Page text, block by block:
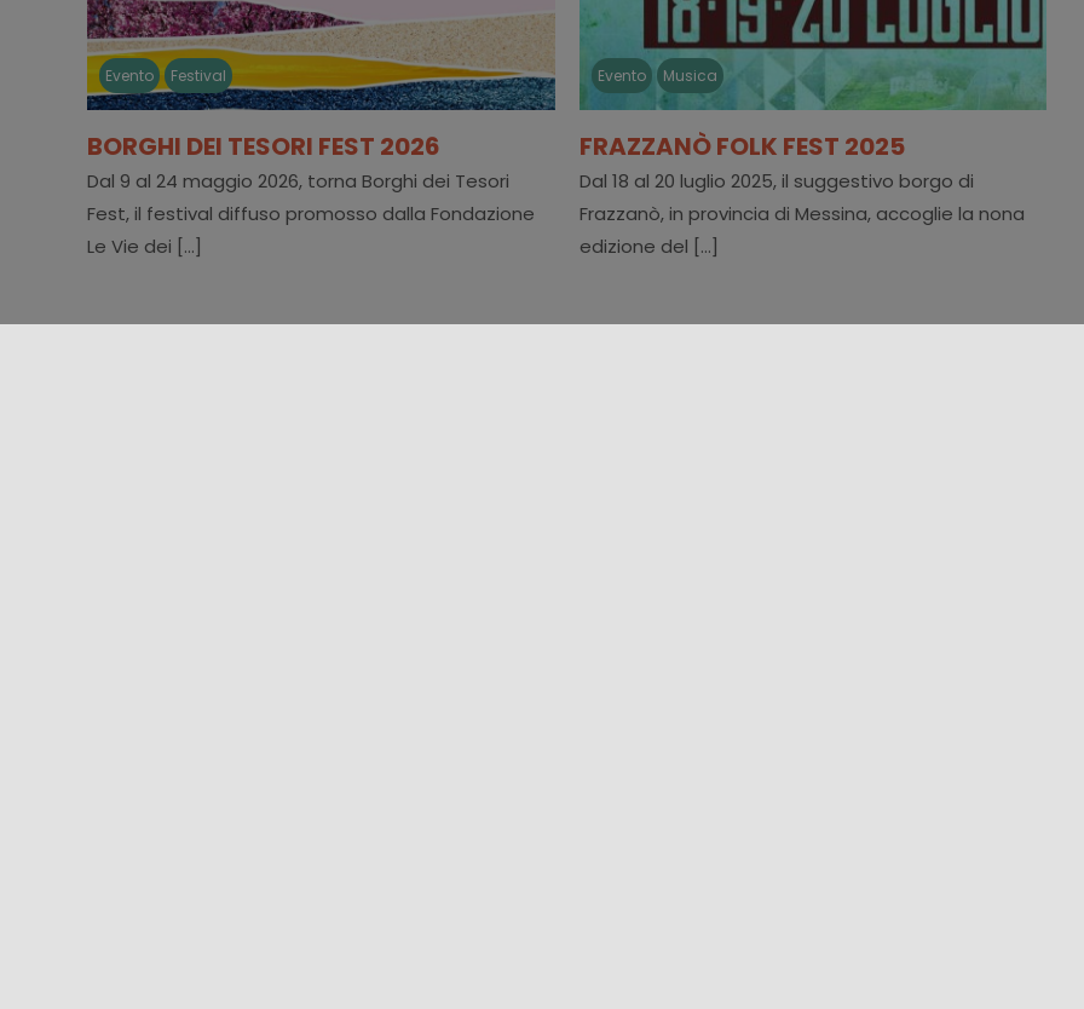
Evento Festival
BORGHI DEI TESORI FEST 2026
Dal 9 al 24 maggio 2026, torna Borghi dei Tesori
Fest, il festival diffuso promosso dalla Fondazione
Le Vie dei [...]
Evento Musica
FRAZZANÒ FOLK FEST 2025
Dal 18 al 20 luglio 2025, il suggestivo borgo di
Frazzanò, in provincia di Messina, accoglie la nona
edizione del [...]